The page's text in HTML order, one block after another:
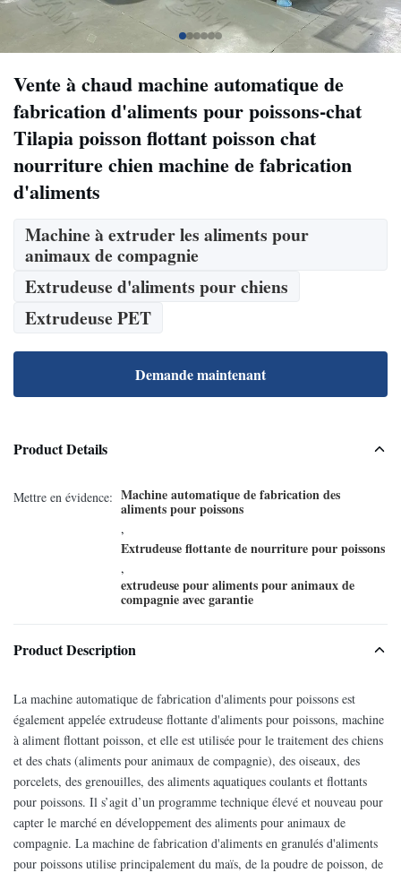
Vente à chaud machine automatique de
fabrication d'aliments pour poissons-chat
Tilapia poisson flottant poisson chat
nourriture chien machine de fabrication
d'aliments
Machine à extruder les aliments pour
animaux de compagnie
Extrudeuse d'aliments pour chiens
Extrudeuse PET
Demande maintenant
Product Details
Mettre en évidence: Machine automatique de fabrication des
aliments pour poissons
,
Extrudeuse flottante de nourriture pour poissons
,
extrudeuse pour aliments pour animaux de
compagnie avec garantie
Product Description
La machine automatique de fabrication d'aliments pour poissons est
également appelée extrudeuse flottante d'aliments pour poissons, machine
à aliment flottant poisson, et elle est utilisée pour le traitement des chiens
et des chats (aliments pour animaux de compagnie), des oiseaux, des
porcelets, des grenouilles, des aliments aquatiques coulants et flottants
pour poissons. Il s’agit d’un programme technique élevé et nouveau pour
capter le marché en développement des aliments pour animaux de
compagnie. La machine de fabrication d'aliments en granulés d'aliments
pour poissons utilise principalement du maïs, de la poudre de poisson, de